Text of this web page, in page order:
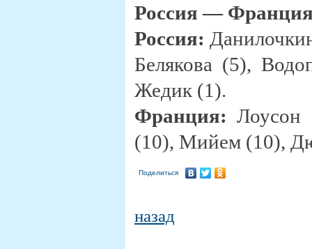
Россия —
Россия:
Белякова (5),
Жедик (1).
Франция: Лоусон
(10), Мийем (10),
Поделиться
назад